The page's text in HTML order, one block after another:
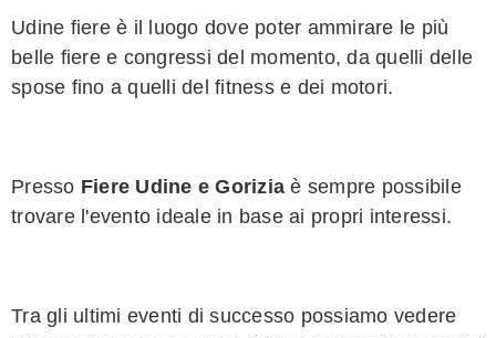
Udine fiere è il luogo dove poter ammirare le più
belle fiere e congressi del momento, da quelli delle
spose fino a quelli del fitness e dei motori.
Presso Fiere Udine e Goriziaè sempre possibile
trovare l'evento ideale in base ai propri interessi.
Tra gli ultimi eventi di successo possiamo vedere